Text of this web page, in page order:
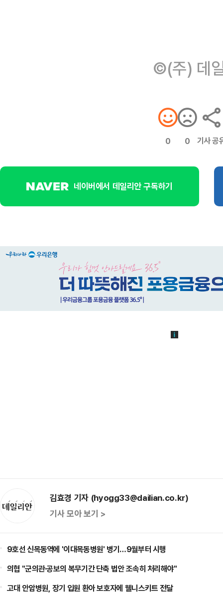
©(주) 데
0 0 기사 공
네이버에서 데일리안 구독하기
김효경 기자 (hyogg33@dailian.co.kr)
기사 모아 보기 >
9호선 신목동역에 '이대목동병원' 병기…9월부터 시행
의협 "군의관·공보의 복무기간 단축 법안 조속히 처리해야"
고대 안암병원, 장기 입원 환아 보호자에 웰니스키트 전달